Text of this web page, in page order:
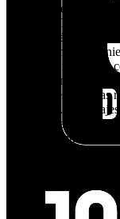
OBRA: Tres
ASISTENTE DE
Jorge Fernández,
Omara Romero,
Disparates reúne
Pedido de mano y El
absurdas, estas
vida social.
protagonizan duelos
ridículo y entrañable
cómico y la crítica